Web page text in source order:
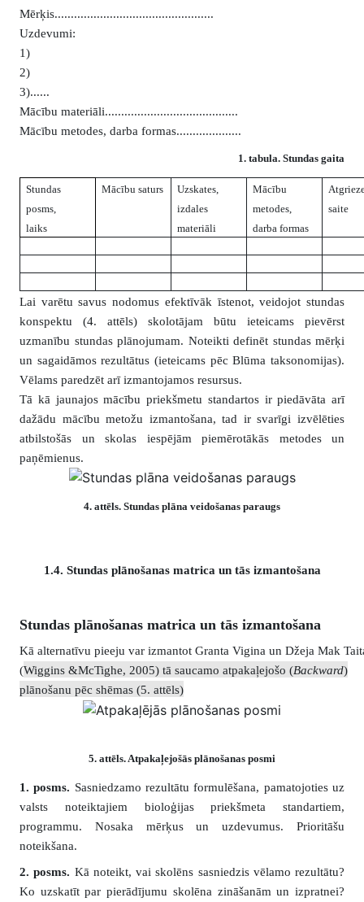
Mērķis.................................................
Uzdevumi:
1)
2)
3)......
Mācību materiāli.........................................
Mācību metodes, darba formas....................
1. tabula. Stundas gaita
Stundas
posms,
laiks
Mācību saturs
Uzskates,
izdales
materiāli
Mācību
metodes,
darba formas
saite
Lai varētu savus nodomus efektīvāk īstenot, veidojot stundas
konspektu (4. attēls) skolotājam būtu ieteicams pievērst
uzmanību stundas plānojumam. Noteikti definēt stundas mērķi
un sagaidāmos rezultātus (ieteicams pēc Blūma taksonomijas).
Vēlams paredzēt arī izmantojamos resursus.
Tā kā jaunajos mācību priekšmetu standartos ir piedāvāta arī
dažādu mācību metožu izmantošana, tad ir svarīgi izvēlēties
atbilstošās un skolas iespējām piemērotākās metodes un
paņēmienus.
4. attēls. Stundas plāna veidošanas paraugs
1.4. Stundas plānošanas matrica un tās izmantošana
Stundas plānošanas matrica un tās izmantošana
Kā alternatīvu pieeju var izmantot Granta Vigina un Džeja Mak
(Wiggins &McTighe, 2005) tā saucamo atpakaļejošo (Backward)
plānošanu pēc shēmas (5. attēls)
5. attēls. Atpakaļejošās plānošanas posmi
1. posms. Sasniedzamo rezultātu formulēšana, pamatojoties uz
valsts noteiktajiem bioloģijas priekšmeta standartiem,
programmu. Nosaka mērķus un uzdevumus. Prioritāšu
noteikšana.
2. posms. Kā noteikt, vai skolēns sasniedzis vēlamo rezultātu?
Ko uzskatīt par pierādījumu skolēna zināšanām un izpratnei?